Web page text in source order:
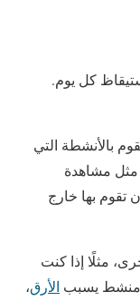
كل يوم.
بالأنشطة التي
مثل مشاهدة
تقوم بها خارج
مثلًا إذا كنت
منشط يسبب الأرق،